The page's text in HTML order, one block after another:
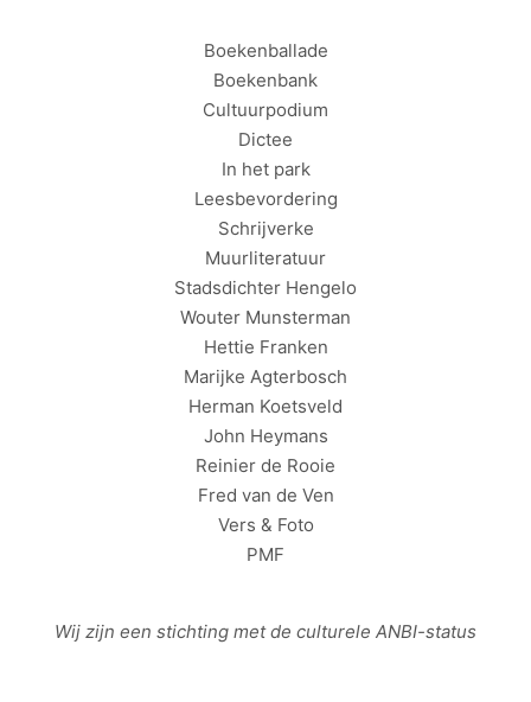
Boekenballade
Boekenbank
Cultuurpodium
Dictee
In het park
Leesbevordering
Schrijverke
Muurliteratuur
Stadsdichter Hengelo
Wouter Munsterman
Hettie Franken
Marijke Agterbosch
Herman Koetsveld
John Heymans
Reinier de Rooie
Fred van de Ven
Vers & Foto
PMF
Wij zijn een stichting met de culturele ANBI-status